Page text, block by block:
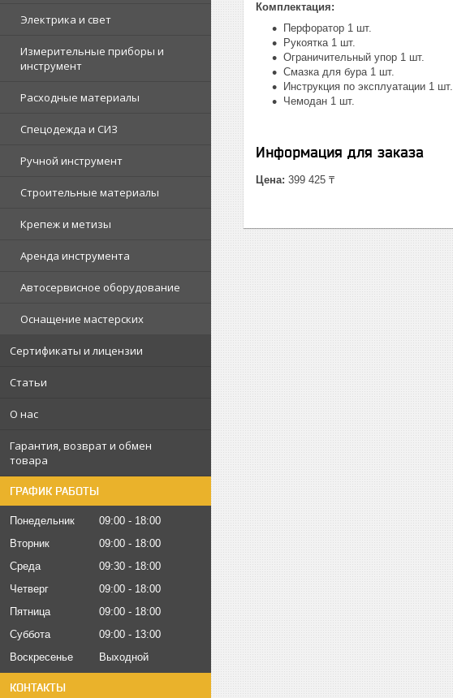
Электрика и свет
Измерительные приборы и
инструмент
Расходные материалы
Спецодежда и СИЗ
Ручной инструмент
Строительные материалы
Крепеж и метизы
Аренда инструмента
Автосервисное оборудование
Оснащение мастерских
Сертификаты и лицензии
Статьи
О нас
Гарантия, возврат и обмен
товара
ГРАФИК РАБОТЫ
Понедельник 09:00
18:00
Вторник
09:00
18:00
Среда
09:30
18:00
Четверг
09:00
18:00
Пятница
09:00
18:00
Суббота
09:00
13:00
Воскресенье
Выходной
КОНТАКТЫ
Комплектация:
Перфоратор 1 шт.
Рукоятка 1 шт.
Ограничительный упор 1 шт.
Смазка для бура 1 шт.
Инструкция по эксплуатации 1 шт.
Чемодан 1 шт.
Информация для заказа
Цена: 399 425 ₸